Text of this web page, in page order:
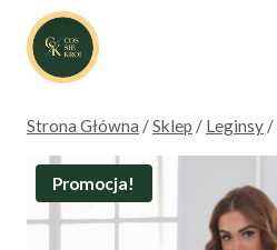
Przejdź
treści
Strona Główna /Sklep / Leginsy /
Promocja!